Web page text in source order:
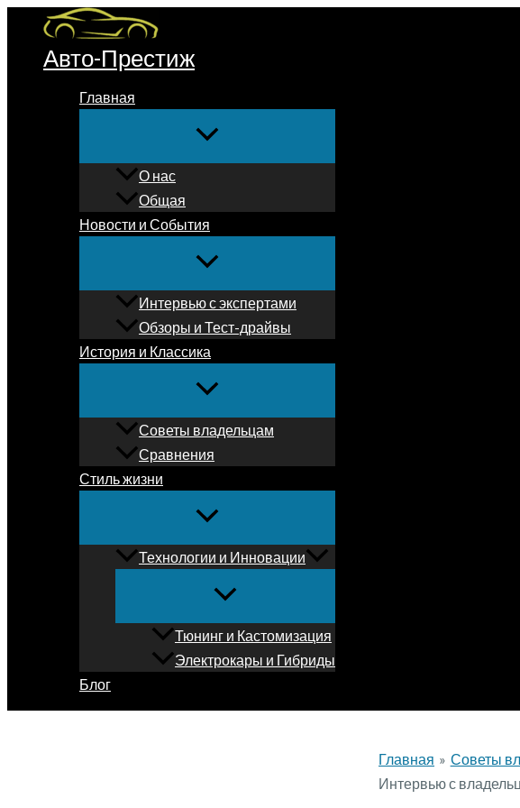
Перейти
содержимому
Авто-Престиж
Главная
О нас
Общая
Новости и События
Интервью с экспертами
Обзоры и Тест-драйвы
История и Классика
Советы владельцам
Сравнения
Стиль жизни
Технологии и Инновации
Тюнинг и Кастомизация
Электрокары и Гибриды
Блог
Главная
Советы
Интервью с